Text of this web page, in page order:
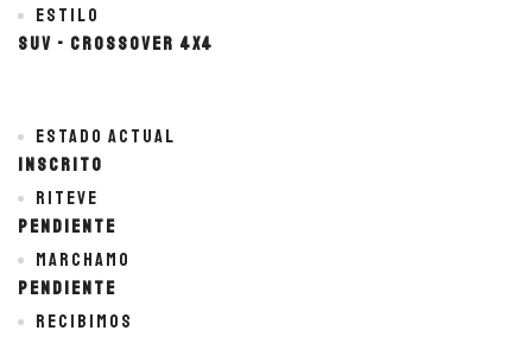
Estilo
SUV - Crossover 4x4
Estado actual
Inscrito
Riteve
Pendiente
Marchamo
Pendiente
Recibimos